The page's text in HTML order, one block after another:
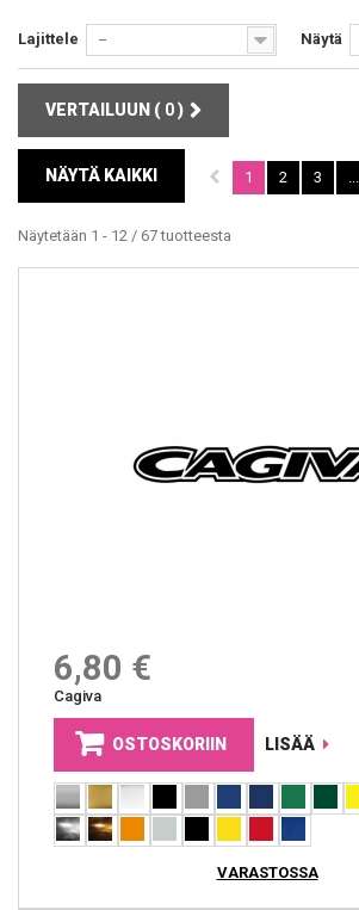
Lajittele -- Näytä
VERTAILUUN ( 0)
NÄYTÄ KAIKKI 1 2 3
Näytetään 1 - 12 / 67 tuotteesta
6,80 €
Cagiva
OSTOSKORIIN LISÄÄ
VARASTOSSA